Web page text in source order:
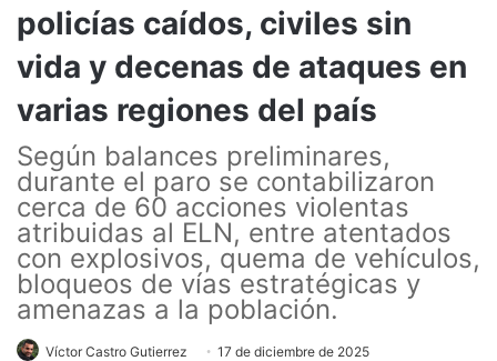
policías caídos, civiles sin
vida y decenas de ataques en
varias regiones del país
Según balances preliminares,
durante el paro se contabilizaron
cerca de 60 acciones violentas
atribuidas al ELN, entre atentados
con explosivos, quema de vehículos,
bloqueos de vías estratégicas y
amenazas a la población.
Víctor Castro Gutierrez 17 de diciembre de 2025